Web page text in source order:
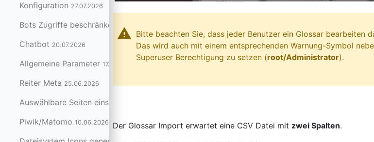
Konfiguration 27.07.2026
Bots Zugriffe beschränken und blockieren
Chatbot 20.07.2026
Allgemeine Parameter 17.07.2026
Reiter Meta 25.06.2026
Auswählbare Seiten einschränken
Piwik/Matomo 10.06.2026
warning Bitte beachten Sie, dass jeder Benutzer ein Glossar bearbeiten
Das wird auch mit einem entsprechenden Warnung-Symbol
Superuser Berechtigung zu setzen (root/Administrator).
Der Glossar Import erwartet eine CSV Datei mit zwei Spalten.